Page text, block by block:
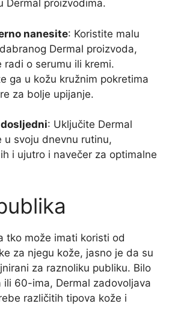
Dermal proizvodima.
nanesite: Koristite malu
Dermal proizvoda,
radi o serumu ili kremi.
ga u kožu kružnim pokretima
za bolje upijanje.
: Uključite Dermal
u svoju dnevnu rutinu,
i ujutro i navečer za optimalne
tko može imati koristi od
za njegu kože, jasno je da su
za raznoliku publiku. Bilo
60-ima, Dermal zadovoljava
različitih tipova kože i